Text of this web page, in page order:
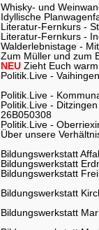
Whisky- und
Idyllische
Literatur-Fernkurs -
Literatur-Fernkurs -
Walderlebnistage -
Zum Müller und zum
NEU Zieht Euch
Politik.Live -
Politik.Live -
Politik.Live -
26B050308
Politik.Live -
Über unsere
Bildungswerkstatt
Bildungswerkstatt
Bildungswerkstatt
Bildungswerkstatt
Bildungswerkstatt